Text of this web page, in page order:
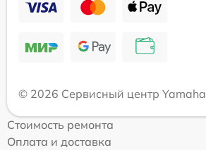
© 2026 Сервисный центр Yamaha
Стоимость ремонта
Оплата и доставка